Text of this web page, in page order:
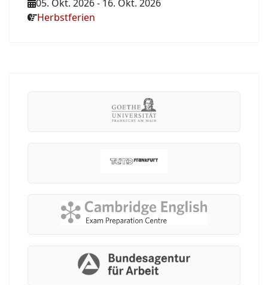
05. Okt. 2026- 16. Okt. 2026
Herbstferien